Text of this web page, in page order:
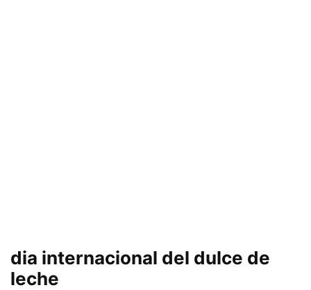
dia internacional del dulce de
leche